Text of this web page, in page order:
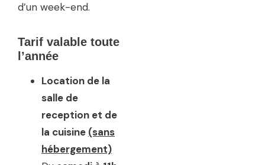
d’un week-end.
Tarif valable toute
l’année
Location de la
salle de
reception et de
la cuisine (sans
hébergement)